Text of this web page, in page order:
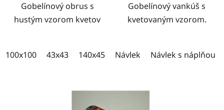
Gobelínový obrus s
hustým vzorom kvetov
100x100 43x43 140x45 100x35
Gobelínový vankúš s
kvetovaným vzorom.
Návlek Návlek s náplňou